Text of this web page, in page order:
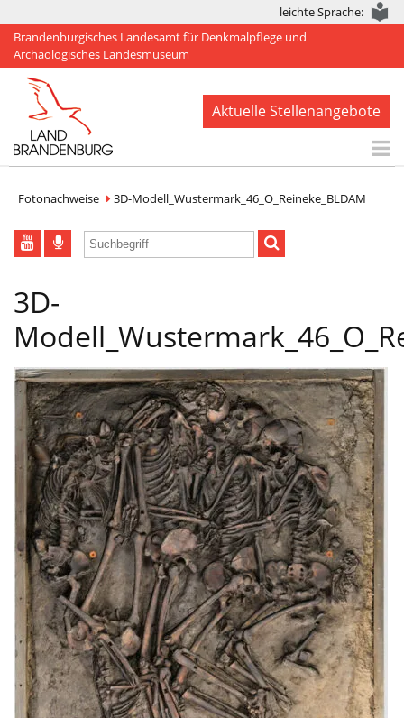
leichte Sprache:
Brandenburgisches Landesamt für Denkmalpflege und
Archäologisches Landesmuseum
Aktuelle Stellenangebote
BLDAM
Arbeitsbereiche
Denkmale
Publikationen
Service
Fotonachweise 3D-Modell_Wustermark_46_O_Reineke_BLDAM
3D-